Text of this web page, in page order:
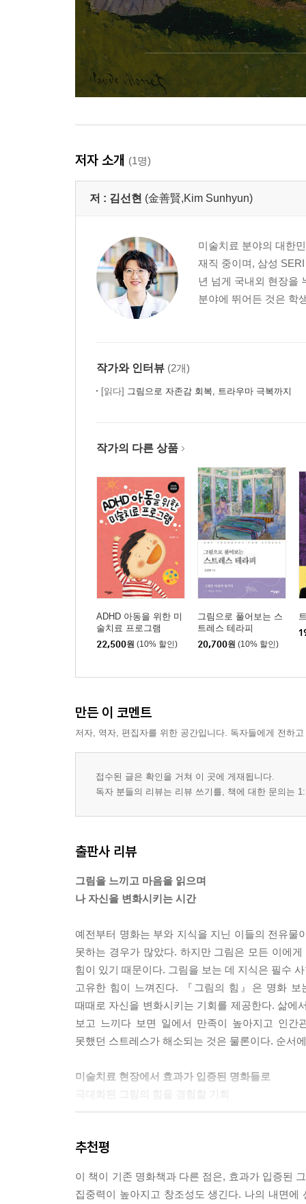
저자 소개 (1명)
저 : 김선현 (金善賢,Kim Sunhyun)
미술치료 분야의 대한
재직 중이며, 삼성
년 넘게 국내외 현장을
분야에 뛰어든 것은 학
작가와 인터뷰 (2개)
[읽다] 그림으로 자존감 회복, 트라우마 극복까지
작가의 다른 상품
ADHD 아동을 위한 미
술치료 프로그램
22,500원 (10% 할인)
그림으로 풀어보는 스
트레스 테라피
20,700원 (10% 할인)
만든 이 코멘트
저자, 역자, 편집자를 위한 공간입니다. 독자들에게 전하
접수된 글은 확인을 거쳐 이 곳에 게재됩니다.
독자 분들의 리뷰는 리뷰 쓰기를, 책에 대한 문의는
출판사 리뷰
그림을 느끼고 마음을 읽으며
나 자신을 변화시키는 시간
예전부터 명화는 부와 지식을 지닌 이들의 전유
못하는 경우가 많았다. 하지만 그림은 모든 이에
힘이 있기 때문이다. 그림을 보는 데 지식은 필수
고유한 힘이 느껴진다. 『그림의 힘』은 명화
때때로 자신을 변화시키는 기회를 제공한다. 삶에
보고 느끼다 보면 일에서 만족이 높아지고 인간
못했던 스트레스가 해소되는 것은 물론이다. 순서
미술치료 현장에서 효과가 입증된 명화들로
효과가 좋았던 명화 가운데 78점을 엄선해 소개
특별한 그림들 앞에서 부담감을 내려놓자 삶이 바
나를 바꾸는 힘을 전한다.
추천평
이 책이 기존 명화책과 다른 점은, 효과가 입증된
집중력이 높아지고 창조성도 생긴다. 나의 내면